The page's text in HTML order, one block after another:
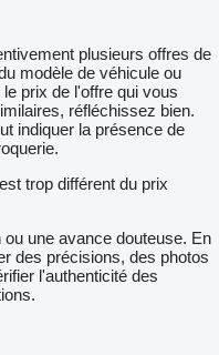
plusieurs offres de
modèle de véhicule ou
prix de l'offre qui vous
réfléchissez bien.
indiquer la présence de
trop différent du prix
une avance douteuse. En
des précisions, des photos
l'authenticité des